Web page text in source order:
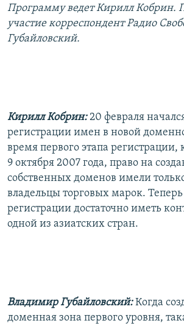
навигации
Вернутся
IDEL.РЕАЛИИ
КАВКАЗ.РЕАЛИИ
ПОДПИШИТЕСЬ НА РАССЫЛКУ
СОЦИАЛЬНЫЕ СЕТИ
Программу ведет Кирилл Кобрин.
участие корреспондент Радио
Губайловский.
Кирилл Кобрин: 20 февраля
регистрации имен в новой
время первого этапа регистрации,
9 октября 2007 года, право на
собственных доменов имели
владельцы торговых марок.
регистрации достаточно иметь
одной из азиатских стран.
Владимир Губайловский:Когда
доменная зона первого уровня,